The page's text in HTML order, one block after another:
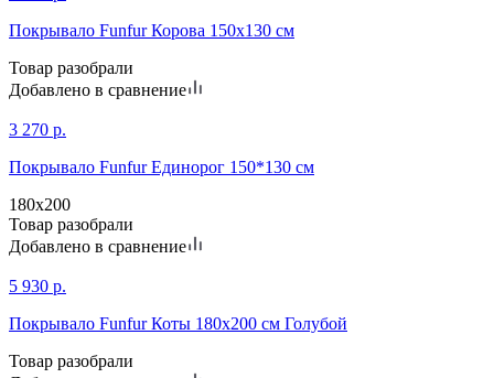
Покрывало Funfur Корова 150х130 см
Товар разобрали
Добавлено в сравнение
3 270 р.
Покрывало Funfur Единорог 150*130 см
180х200
Товар разобрали
Добавлено в сравнение
5 930 р.
Покрывало Funfur Коты 180х200 см Голубой
Товар разобрали